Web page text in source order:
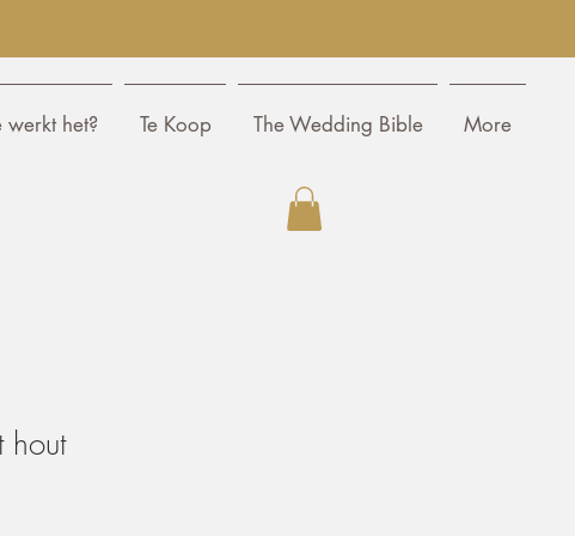
werkt het? Te Koop The Wedding Bible More